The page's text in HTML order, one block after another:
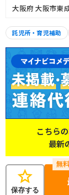
大阪府 大阪市東
託児所・育児補助
こちら
最新
star
保存する